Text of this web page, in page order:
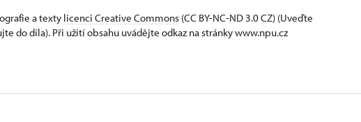
a texty licenci Creative Commons (CC BY-NC-ND 3.0 CZ) (Uveďte
do díla). Při užití obsahu uvádějte odkaz na stránky www.npu.cz